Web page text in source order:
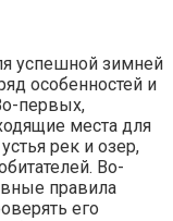
успешной зимней
особенностей и
первых,
места для
рек и озер,
Во-
правила
его